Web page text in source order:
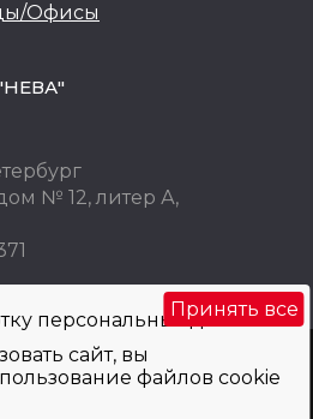
персональных данных
сайт, вы
файлов cookie
Принять все
Офисы
№ 12, литер А,
в информационных целях! Не
и не могут быть использованы как
уточнять по телефону, e-mail, при